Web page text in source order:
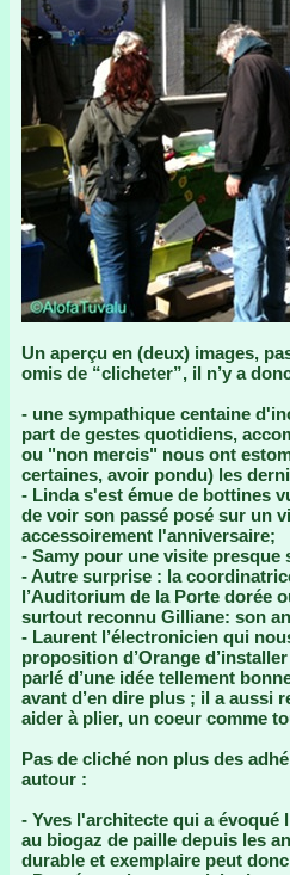
Un aperçu en (deux) images,
omis de “clicheter”, il n’y a
- une sympathique centaine
part de gestes quotidiens,
ou "non mercis" nous ont
certaines, avoir pondu) les
- Linda s'est émue de bottines
de voir son passé posé sur un
accessoirement l'anniversaire;
- Samy pour une visite presque
- Autre surprise : la
l’Auditorium de la Porte dorée
surtout reconnu Gilliane: son
- Laurent l’électronicien qui
proposition d’Orange
parlé d’une idée tellement
avant d’en dire plus ; il a aussi
aider à plier, un coeur comme
Pas de cliché non plus des
autour :
- Yves l'architecte qui a évoqué
au biogaz de paille depuis les
durable et exemplaire peut